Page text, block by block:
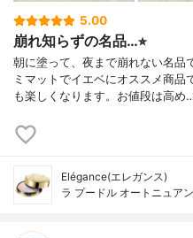
5.00
崩れ知らずの名品…⭐︎
朝に塗って、夜まで崩れない名品
ミマットでイエベにオススメ商
も楽しくなります。お値段は高め
Elégance(エレガンス)
ラ プードル オートニュア